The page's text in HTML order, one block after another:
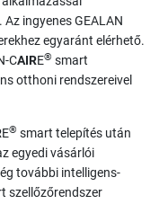
ingyenes GEALAN
egyaránt elérhető.
CAIRE® smart
otthoni rendszereivel
E® smart telepítés után
egyedi vásárlói
további intelligens-
szellőzőrendszer